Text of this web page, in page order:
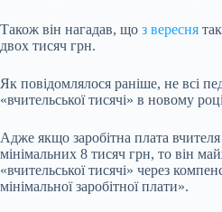
Також він нагадав, що з вересня
двох тисяч грн.
Як повідомлялося раніше, не всі
«вчительської тисячі» в новому
Адже якщо заробітна плата
мінімальних 8 тисяч грн, то він
«вчительської тисячі» через
мінімальної заробітної плати».